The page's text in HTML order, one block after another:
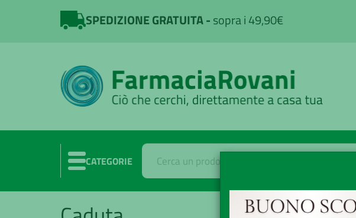
SPEDIZIONE GRATUITA sopra i 49,90€
CATEGORIE